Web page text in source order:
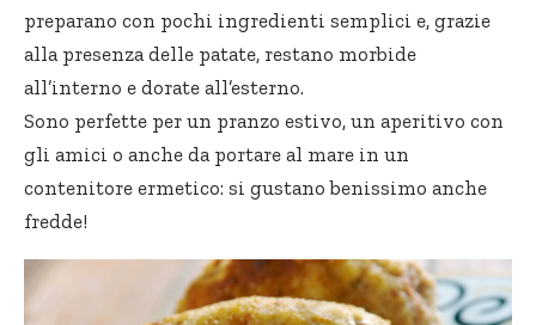
preparano con pochi ingredienti semplici e, grazie
alla presenza delle patate, restano morbide
all’interno e dorate all’esterno.
Sono perfette per un pranzo estivo, un aperitivo con
gli amici o anche da portare al mare in un
contenitore ermetico: si gustano benissimo anche
fredde!